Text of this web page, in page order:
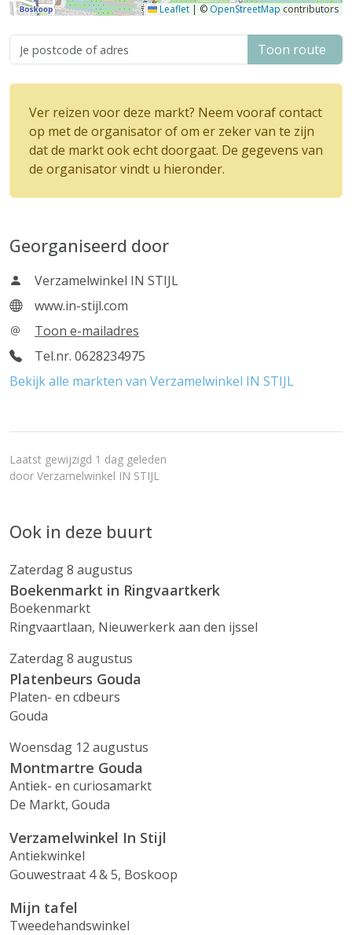
Leaflet | © OpenStreetMapcontributors
Toon route
Ver reizen voor deze markt? Neem vooraf contact
op met de organisator of om er zeker van te zijn
dat de markt ook echt doorgaat. De gegevens van
de organisator vindt u hieronder.
Georganiseerd door
Verzamelwinkel IN STIJL
www.in-stijl.com
Toon e-mailadres
Tel.nr. 0628234975
Bekijk alle markten van Verzamelwinkel IN STIJL
Laatst gewijzigd 1 dag geleden
door Verzamelwinkel IN STIJL
Ook in deze buurt
Zaterdag 8 augustus
Boekenmarkt in Ringvaartkerk
Boekenmarkt
Ringvaartlaan, Nieuwerkerk aan den ijssel
Zaterdag 8 augustus
Platenbeurs Gouda
Platen- en cdbeurs
Gouda
Woensdag 12 augustus
Montmartre Gouda
Antiek- en curiosamarkt
De Markt, Gouda
Verzamelwinkel In Stijl
Antiekwinkel
Gouwestraat 4 & 5, Boskoop
Mijn tafel
Tweedehandswinkel